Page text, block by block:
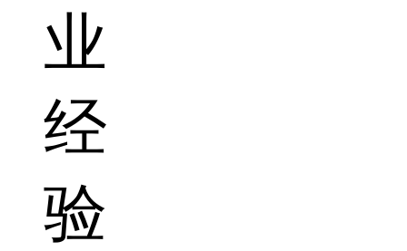
业
经
验